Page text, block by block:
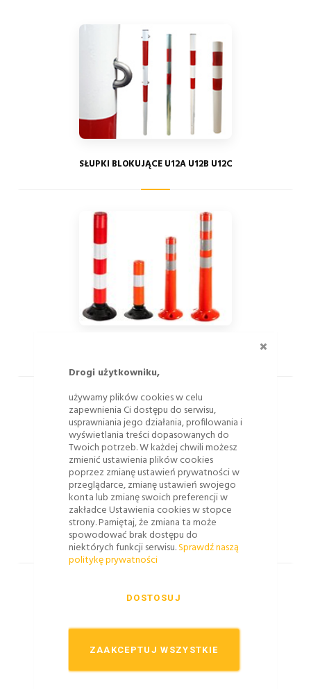
Drogi użytkowniku,
używamy plików cookies w celu
zapewnienia Ci dostępu do serwisu,
usprawniania jego działania, profilowania i
wyświetlania treści dopasowanych do
Twoich potrzeb. W każdej chwili możesz
zmienić ustawienia plików cookies
poprzez zmianę ustawień prywatności w
przeglądarce, zmianę ustawień swojego
konta lub zmianę swoich preferencji w
zakładce Ustawienia cookies w stopce
strony. Pamiętaj, że zmiana ta może
spowodować brak dostępu do
niektórych funkcji serwisu.Sprawdź naszą
politykę prywatności
ZAAKCEPTUJ WSZYSTKIE
DOSTOSUJ
SŁUPKI BLOKUJĄCE U12A U12B U12C
SŁUPKI PROWADZĄCE U-1